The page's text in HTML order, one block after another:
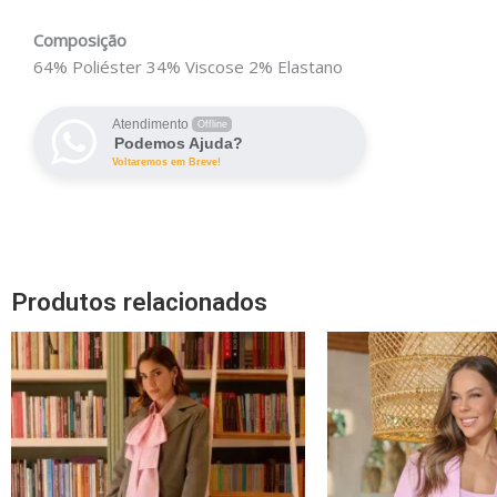
Composição
64% Poliéster 34% Viscose 2% Elastano
Atendimento Offline
Podemos Ajuda?
Voltaremos em Breve!
Produtos relacionados
Este
produto
tem
várias
variantes.
O